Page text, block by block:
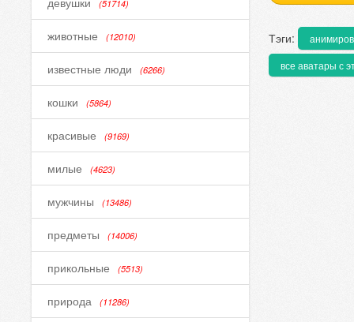
(51714)
животные (12010)
известные люди (6266)
кошки (5864)
красивые (9169)
милые (4623)
мужчины (13486)
предметы (14006)
прикольные (5513)
природа (11286)
Тэги:
все аватары с